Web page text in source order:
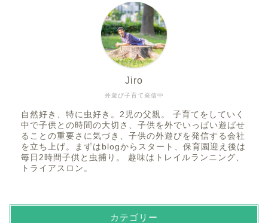
外遊び子育て発信中
Jiro
自然好き、特に虫好き。2児の父親。 子育てをしていく
中で子供との時間の大切さ、子供を外でいっぱい遊ばせ
ることの重要さに気づき、子供の外遊びを発信する会社
を立ち上げ。まずはblogからスタート、保育園迎え後は
毎日2時間子供と虫捕り。 趣味はトレイルランニング、
トライアスロン。
カテゴリー